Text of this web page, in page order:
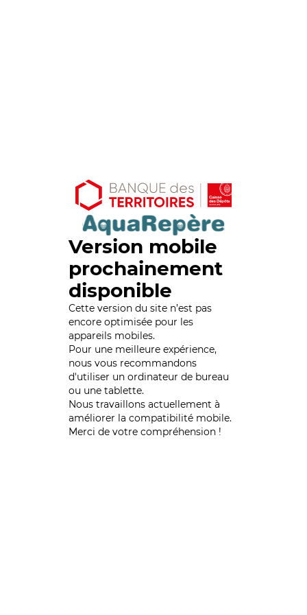
Version mobile
prochainement
disponible
Cette version du site n’est pas
encore optimisée pour les
appareils mobiles.
Pour une meilleure expérience,
nous vous recommandons
d'utiliser un ordinateur de bureau
ou une tablette.
Nous travaillons actuellement à
améliorer la compatibilité mobile.
Merci de votre compréhension !